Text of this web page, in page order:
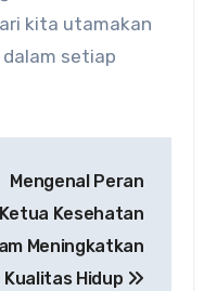
kita utamakan
setiap
Mengenal Peran
Ketua Kesehatan
Meningkatkan
Kualitas Hidup